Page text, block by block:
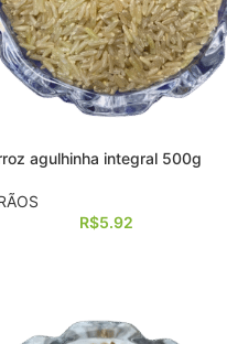
agulhinha integral 500g
R$5.92